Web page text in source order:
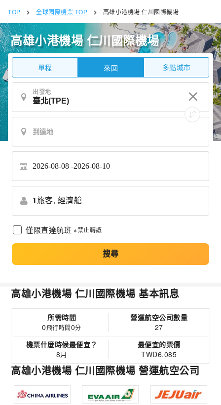
TOP 全球國際機票 TOP 高雄小港機場 仁川國際機場
高雄小港機場 仁川國際機場
單程 來回 多點城市
出發地
2026-08-08 2026-08-10
1旅客, 經濟艙
僅限直達航班 ※禁止轉讓
搜尋
高雄小港機場 仁川國際機場 基本訊息
所需時間
0飛行時間0分
營運航空公司數量
27
機票什麼時候最便宜？
8月
最便宜的票價
TWD6,085
高雄小港機場 仁川國際機場 營運航空公司